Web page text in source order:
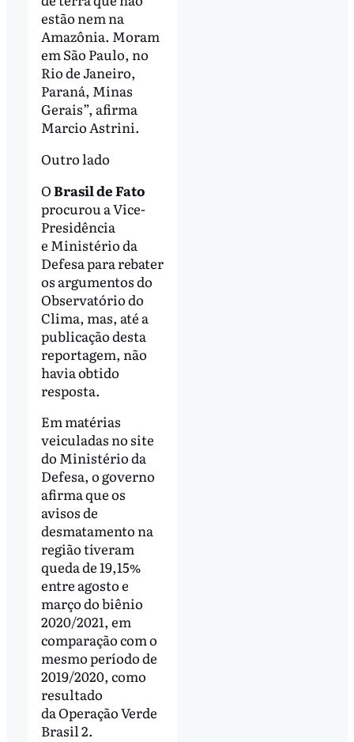
estão nem na
Amazônia. Moram
em São Paulo, no
Rio de Janeiro,
Paraná, Minas
Gerais”, afirma
Marcio Astrini.
Outro lado
OBrasil de Fato
procurou a Vice-
Presidência
e Ministério da
Defesa para rebater
os argumentos do
Observatório do
Clima, mas, até a
publicação desta
reportagem, não
havia obtido
resposta.
Em matérias
veiculadas no site
do Ministério da
Defesa, o governo
afirma que os
avisos de
desmatamento na
região tiveram
queda de 19,15%
entre agosto e
março do biênio
2020/2021, em
comparação com o
mesmo período de
2019/2020, como
resultado
da Operação Verde
Brasil 2.